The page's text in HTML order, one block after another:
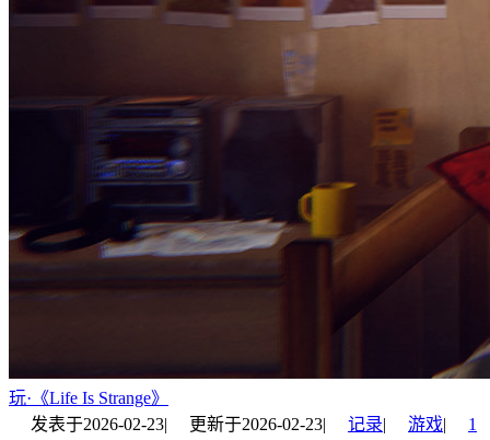
玩·《Life Is Strange》
发表于2026-02-23| 更新于2026-02-23| 记录| 游戏|
1